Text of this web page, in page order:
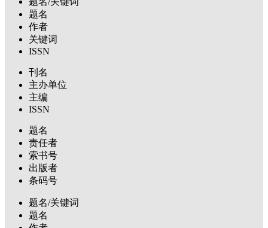
题名
作者
关键词
ISSN
刊名
主办单位
主编
ISSN
题名
责任者
索书号
出版者
条码号
题名/关键词
题名